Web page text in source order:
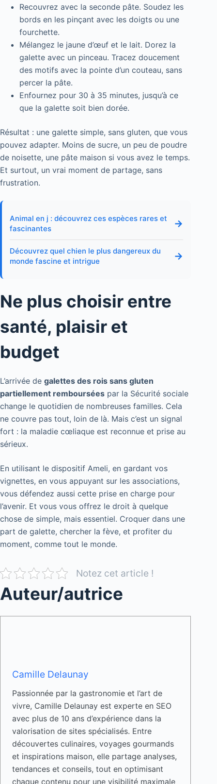
Recouvrez avec la seconde pâte. Soudez les
bords en les pinçant avec les doigts ou une
fourchette.
Mélangez le jaune d’œuf et le lait. Dorez la
galette avec un pinceau. Tracez doucement
des motifs avec la pointe d’un couteau, sans
percer la pâte.
Enfournez pour 30 à 35 minutes, jusqu’à ce
que la galette soit bien dorée.
Résultat : une galette simple, sans gluten, que vous
pouvez adapter. Moins de sucre, un peu de poudre
de noisette, une pâte maison si vous avez le temps.
Et surtout, un vrai moment de partage, sans
frustration.
Animal en j : découvrez ces espèces rares et
fascinantes
→
Découvrez quel chien le plus dangereux du
monde fascine et intrigue
→
Ne plus choisir entre
santé, plaisir et
budget
L’arrivée de galettes des rois sans gluten
partiellement remboursées par la Sécurité sociale
change le quotidien de nombreuses familles. Cela
ne couvre pas tout, loin de là. Mais c’est un signal
fort : la maladie cœliaque est reconnue et prise au
sérieux.
En utilisant le dispositif Ameli, en gardant vos
vignettes, en vous appuyant sur les associations,
vous défendez aussi cette prise en charge pour
l’avenir. Et vous vous offrez le droit à quelque
chose de simple, mais essentiel. Croquer dans une
part de galette, chercher la fève, et profiter du
moment, comme tout le monde.
Notez cet article !
Auteur/autrice
Camille Delaunay
Passionnée par la gastronomie et l’art de
vivre, Camille Delaunay est experte en SEO
avec plus de 10 ans d’expérience dans la
valorisation de sites spécialisés. Entre
découvertes culinaires, voyages gourmands
et inspirations maison, elle partage analyses,
tendances et conseils, tout en optimisant
chaque contenu pour une visibilité maximale